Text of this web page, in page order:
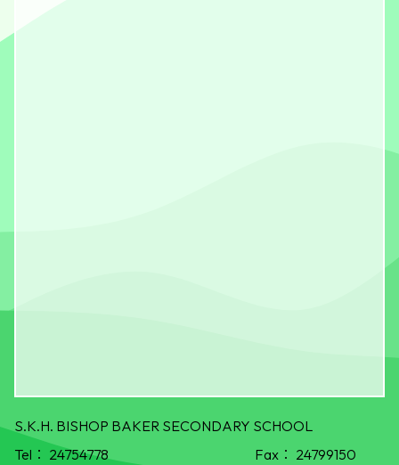
S.K.H. BISHOP BAKER SECONDARY SCHOOL
Tel： 24754778 Fax： 24799150